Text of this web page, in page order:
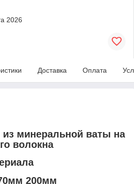
2026
Доставка Оплата
минеральной ваты на
волокна
200мм